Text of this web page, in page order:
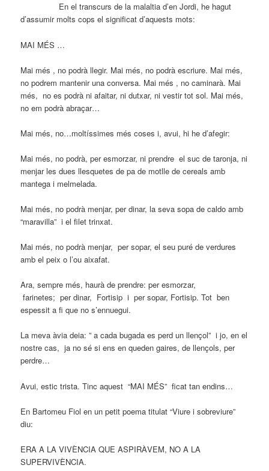
En el transcurs de la malaltia d’en Jordi, he hagut
d’assumir molts cops el significat d’aquests mots:
MAI MÉS …
Mai més , no podrà llegir. Mai més, no podrà escriure. Mai més,
no podrem mantenir una conversa. Mai més , no caminarà. Mai
més, no es podrà ni afaitar, ni dutxar, ni vestir tot sol. Mai més,
no em podrà abraçar…
Mai més, no…moltíssimes més coses i, avui, hi he d’afegir:
Mai més, no podrà, per esmorzar, ni prendre el suc de taronja, ni
menjar les dues llesquetes de pa de motlle de cereals amb
mantega i melmelada.
Mai més, no podrà menjar, per dinar, la seva sopa de caldo amb
“maravilla” i el filet trinxat.
Mai més, no podrà menjar, per sopar, el seu puré de verdures
amb el peix o l’ou aixafat.
Ara, sempre més, haurà de prendre: per esmorzar,
farinetes; per dinar, Fortisip i per sopar, Fortisip. Tot ben
espessit a fi que no s’ennuegui.
La meva àvia deia: ” a cada bugada es perd un llençol” i jo, en el
nostre cas, ja no sé si ens en queden gaires, de llençols, per
perdre…
Avui, estic trista. Tinc aquest “MAI MÉS” ficat tan endins…
En Bartomeu Fiol en un petit poema titulat “Viure i sobreviure”
diu:
ERA A LA VIVÈNCIA QUE ASPIRÀVEM, NO A LA
SUPERVIVÈNCIA.